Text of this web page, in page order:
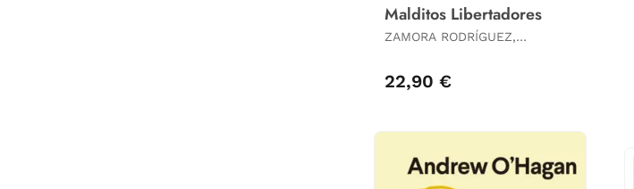
Malditos Libertadores
ZAMORA RODRÍGUEZ,
22,90 €